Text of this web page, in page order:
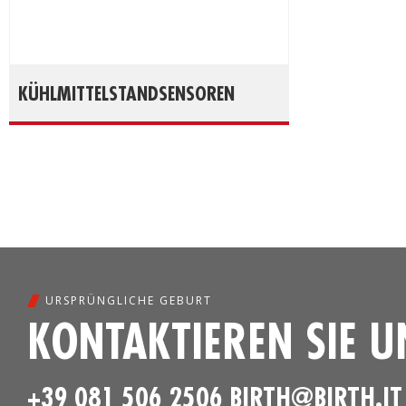
KÜHLMITTELSTANDSENSOREN
URSPRÜNGLICHE GEBURT
KONTAKTIEREN SIE
+39 081 506 2506 BIRTH@BIRTH.IT